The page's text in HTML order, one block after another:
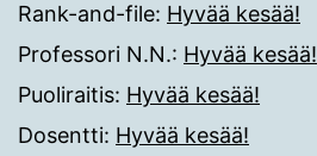
Rank-and-file: Hyvää kesää!
Professori N.N.: Hyvää kesää!
Puoliraitis: Hyvää kesää!
Dosentti: Hyvää kesää!